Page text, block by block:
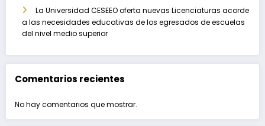
La Universidad CESEEO oferta nuevas Licenciaturas acorde
a las necesidades educativas de los egresados de escuelas
del nivel medio superior
Comentarios recientes
No hay comentarios que mostrar.